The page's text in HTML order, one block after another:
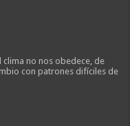
clima no nos obedece, de
con patrones difíciles de